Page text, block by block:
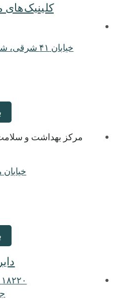
خیابان ۴۱ شرقی، شماره ۱۰۰۰، سوئیت ۷۰۰
خیابان
۱۸۲۲۰ اف‌ام ۱۴۳۱، سوئیت دی